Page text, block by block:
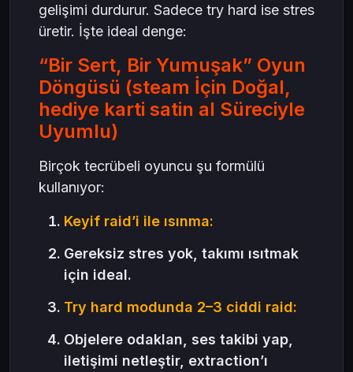
gelişimi durdurur. Sadece try hard ise stres
üretir. İşte ideal denge:
“Bir Sert, Bir Yumuşak” Oyun
Döngüsü (steam İçin Doğal,
hediye karti satin al Süreciyle
Uyumlu)
Birçok tecrübeli oyuncu şu formülü
kullanıyor:
Keyif raid’i ile ısınma:
Gereksiz stres yok, takımı ısıtmak
için ideal.
Try hard modunda 2–3 ciddi raid:
Objelere odaklan, ses takibi yap,
iletişimi netleştir, extraction’ı